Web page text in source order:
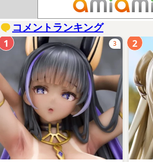
コメントランキング
3
1 2